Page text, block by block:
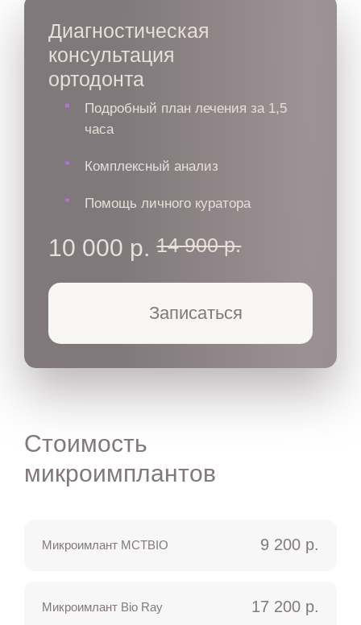
Диагностическая
консультация
ортодонта
Подробный план лечения за 1,5
часа
Комплексный анализ
Помощь личного куратора
10 000 р. 14 900 р.
Записаться
Стоимость
микроимплантов
Микроимлант MCTBIO 9 200 р.
Микроимлант Bio Ray 17 200 р.